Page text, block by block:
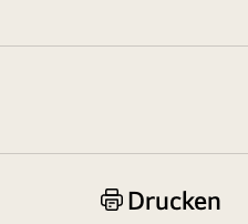
Drucken